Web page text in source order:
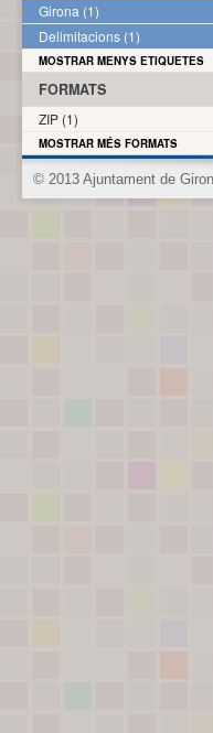
Girona (1)
Delimitacions (1)
MOSTRAR MENYS ETIQUETES
FORMATS
ZIP (1)
MOSTRAR MÉS FORMATS
© 2013 Ajuntament de